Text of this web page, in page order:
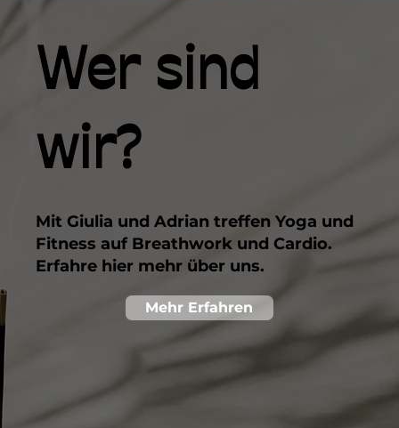
Wer sind
wir?
Mit Giulia und Adrian treffen Yoga und
Fitness auf Breathwork und Cardio.
Erfahre hier mehr über uns.
Mehr Erfahren